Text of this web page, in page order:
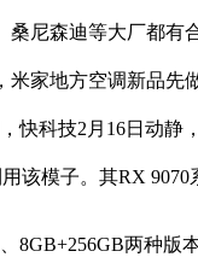
尼森迪等大厂都有
家地方空调新品先
科技2月16日动
该模子。其RX 9070
8GB+256GB两种